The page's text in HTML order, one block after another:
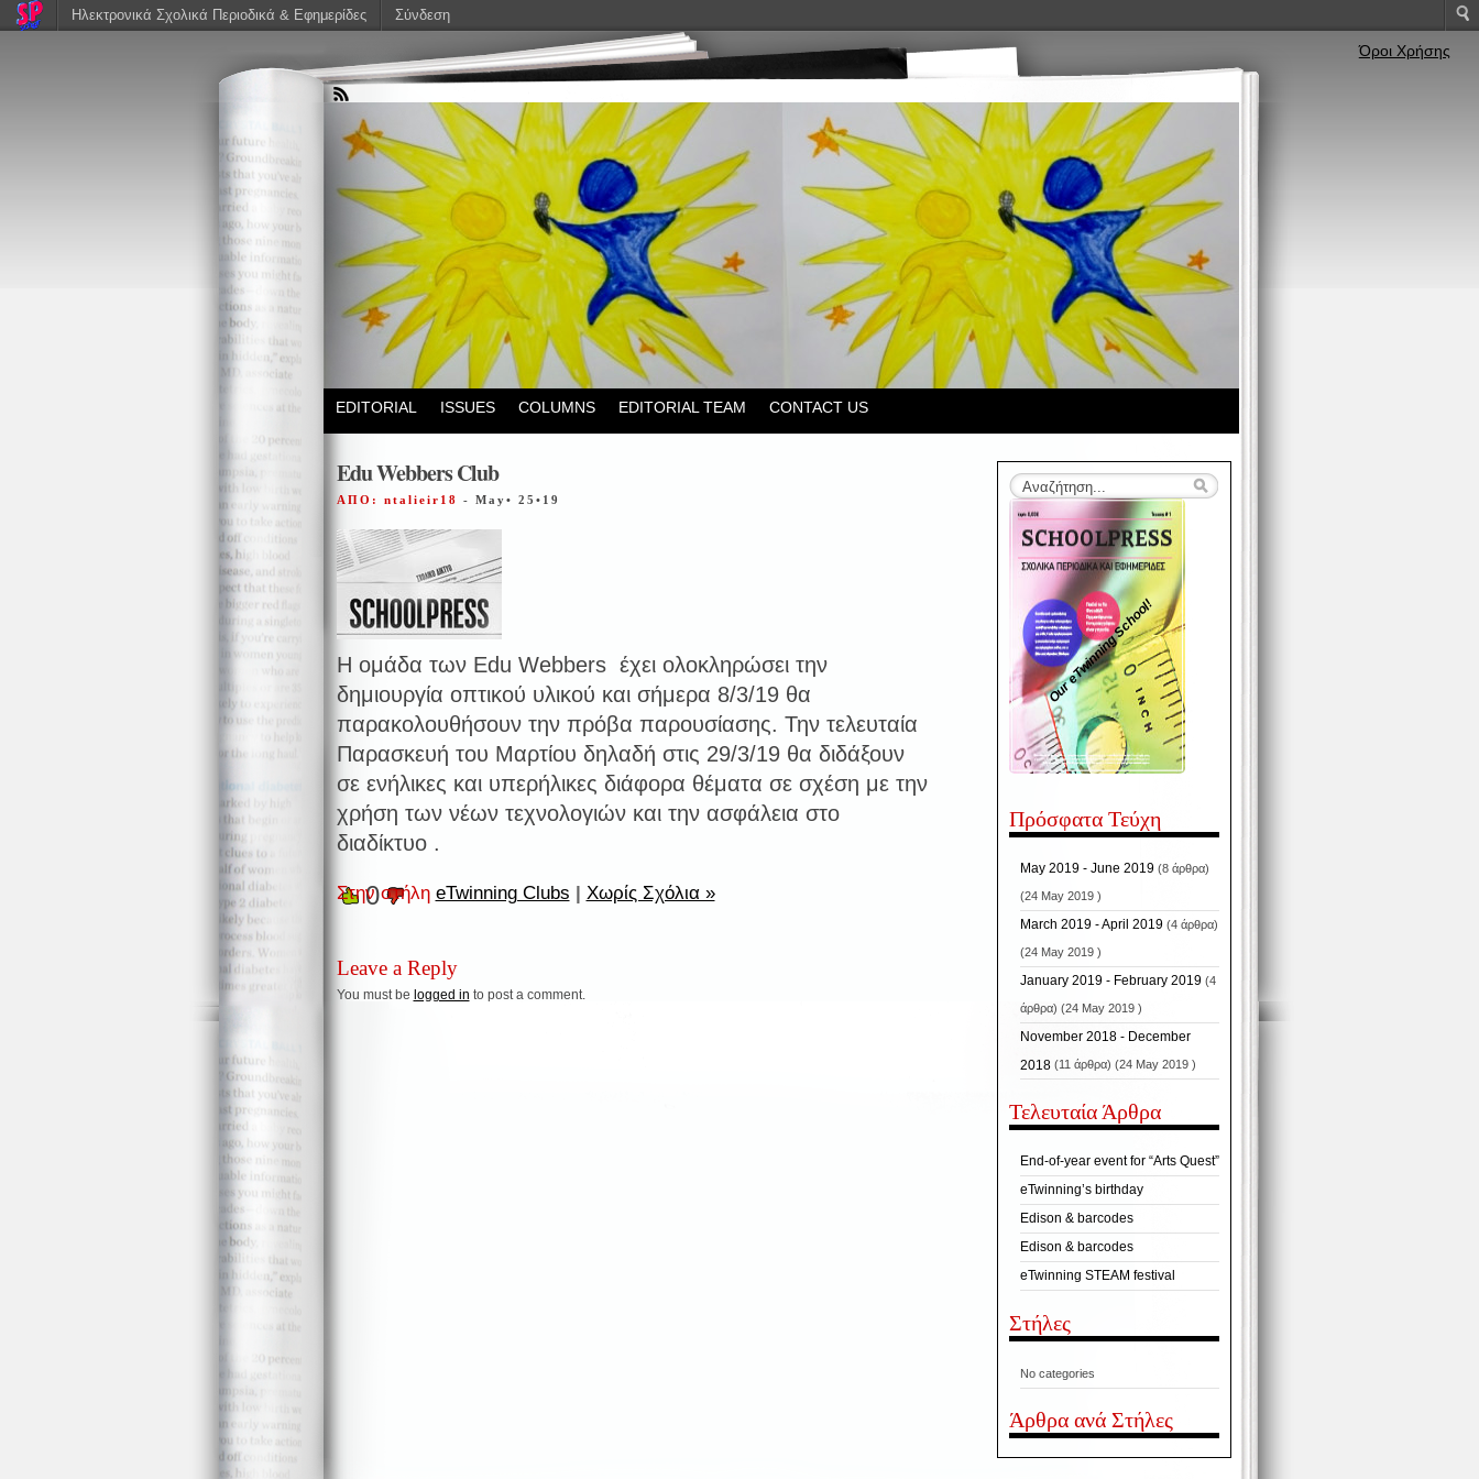
EDITORIAL ISSUES COLUMNS EDITORIAL TEAM CONTACT US
Edu Webbers Club
ΑΠΟ: ntalieir18 - May• 25•19
Η ομάδα των Edu Webbers έχει ολοκληρώσει την
δημιουργία οπτικού υλικού και σήμερα 8/3/19 θα
παρακολουθήσουν την πρόβα παρουσίασης. Την τελευταία
Παρασκευή του Μαρτίου δηλαδή στις 29/3/19 θα διδάξουν
σε ενήλικες και υπερήλικες διάφορα θέματα σε σχέση με την
χρήση των νέων τεχνολογιών και την ασφάλεια στο
διαδίκτυο .
Στην στήλη eTwinning Clubs Χωρίς Σχόλια »
0
Leave a Reply
You must be logged in to post a comment.
Our eTwinning School!
Πρόσφατα Τεύχη
May 2019 - June 2019(8 άρθρα)
(24 May 2019 )
March 2019 - April 2019(4 άρθρα)
(24 May 2019 )
January 2019 - February 2019(4
άρθρα) (24 May 2019 )
November 2018 - December
2018(11 άρθρα) (24 May 2019 )
Τελευταία Άρθρα
End-of-year event for “Arts Quest”
eTwinning’s birthday
Edison & barcodes
Edison & barcodes
eTwinning STEAM festival
Στήλες
No categories
Άρθρα ανά Στήλες
Όροι Χρήσης
Ηλεκτρονικά Σχολικά Περιοδικά & Εφημερίδες Σύνδεση